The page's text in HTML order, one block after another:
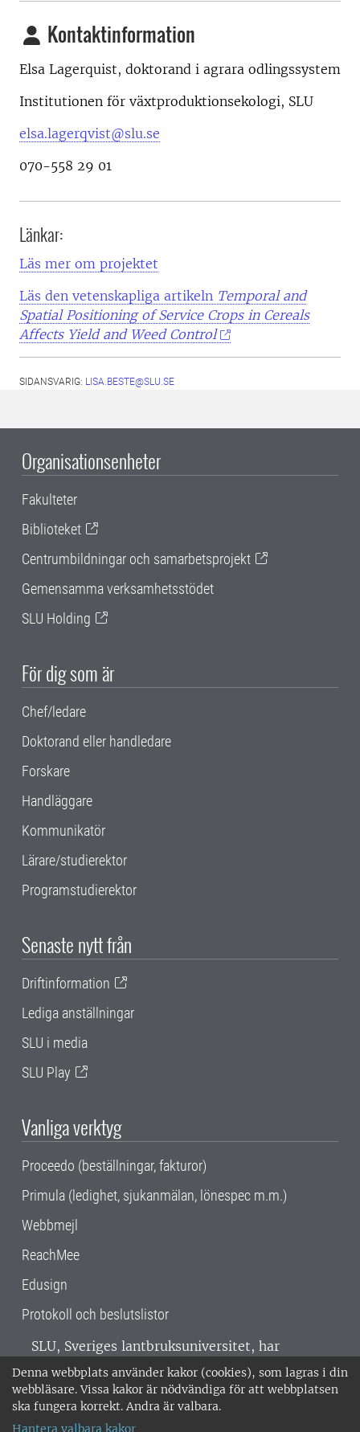
Denna webbplats använder kakor (cookies), som lagras i din
webbläsare. Vissa kakor är nödvändiga för att webbplatsen
ska fungera korrekt. Andra är valbara.
Hantera valbara kakor
Kontaktinformation
Elsa Lagerquist, doktorand i agrara odlingssystem
Institutionen för växtproduktionsekologi, SLU
elsa.lagerqvist@slu.se
070-558 29 01
Länkar:
Läs mer om projektet
Läs den vetenskapliga artikeln Temporal and
Spatial Positioning of Service Crops in Cereals
Affects Yield and Weed Control
SIDANSVARIG: LISA.BESTE@SLU.SE
Organisationsenheter
Fakulteter
Biblioteket
Centrumbildningar och samarbetsprojekt
Gemensamma verksamhetsstödet
SLU Holding
För dig som är
Chef/ledare
Doktorand eller handledare
Forskare
Handläggare
Kommunikatör
Lärare/studierektor
Programstudierektor
Senaste nytt från
Driftinformation
Lediga anställningar
SLU i media
SLU Play
Vanliga verktyg
Proceedo (beställningar, fakturor)
Primula (ledighet, sjukanmälan, lönespec m.m.)
Webbmejl
ReachMee
Edusign
Protokoll och beslutslistor
SLU, Sveriges lantbruksuniversitet, har
verksamhet över hela Sverige. Huvudorter är
Alnarp, Uppsala och Umeå.SLU är
miljöcertifierat enligt ISO 14001. •
018-67 10 00 • Org nr: 202100-2817 •